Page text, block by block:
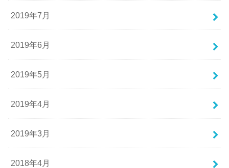
2019年7月
2019年6月
2019年5月
2019年4月
2019年3月
2018年4月